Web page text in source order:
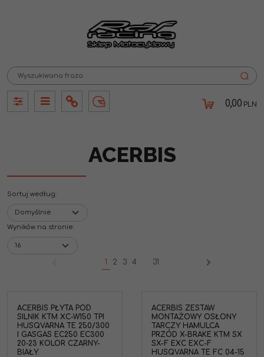
PanelPanelInfo Lang 0,00 PLN
ACERBIS
Sortuj według:
Wyników na stronie:
1 2 3 4 31
ACERBIS PŁYTA POD
SILNIK KTM XC-W150 TPI
HUSQVARNA TE 250/300
I GASGAS EC250 EC300
20-23 KOLOR CZARNY-
BIAŁY
Acerbis 0020079 Zestaw
montażowy osłony tarczy
hamulcowej przedniej X-
Brake 245mm KTM
EXC125 EXC250 EXC-F250
ACERBIS ZESTAW
MONTAŻOWY OSŁONY
TARCZY HAMULCA
PRZÓD X-BRAKE KTM SX
SX-F EXC EXC-F
HUSQVARNA TE FC 04-15